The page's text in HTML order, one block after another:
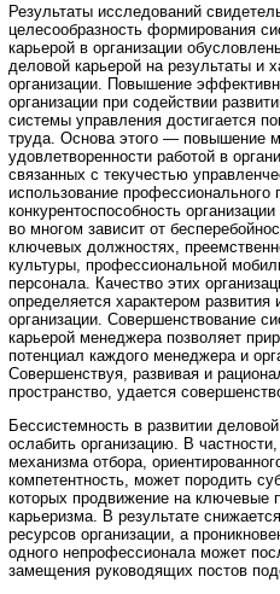
Результаты исследований
целесообразность формирования
карьерой в организации
деловой карьерой на результаты и
организации. Повышение
организации при содействии
системы управления достигается
труда. Основа этого — повышение
удовлетворенности работой в
связанных с текучестью
использование профессионального
конкурентоспособность
во многом зависит от
ключевых должностях,
культуры, профессиональной
персонала. Качество этих
определяется характером
организации. Совершенствование
карьерой менеджера позволяет
потенциал каждого менеджера и
Совершенствуя, развивая и
пространство, удается
Бессистемность в развитии
ослабить организацию. В
механизма отбора,
компетентность, может породить
которых продвижение на ключевые
карьеризма. В результате
ресурсов организации, а
одного непрофессионала может
замещения руководящих постов